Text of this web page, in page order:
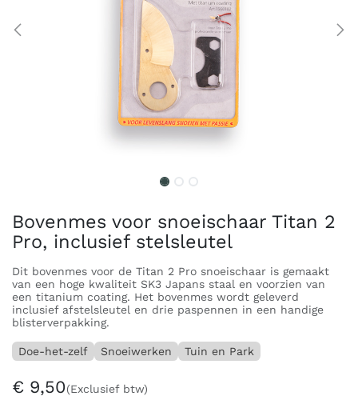
Bovenmes voor snoeischaar Titan 2
Pro, inclusief stelsleutel
Dit bovenmes voor de Titan 2 Pro snoeischaar is gemaakt
van een hoge kwaliteit SK3 Japans staal en voorzien van
een titanium coating. Het bovenmes wordt geleverd
inclusief afstelsleutel en drie paspennen in een handige
blisterverpakking.
Doe-het-zelf Snoeiwerken Tuin en Park
€ 9,50(Exclusief btw)